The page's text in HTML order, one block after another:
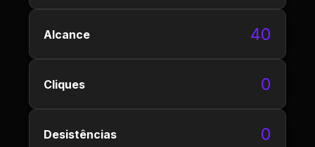
Alcance 40
Cliques 0
Desistências 0